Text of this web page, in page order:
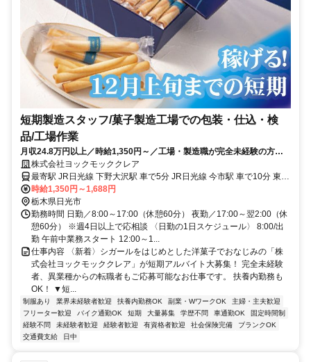
短期製造スタッフ/菓子製造工場での包装・仕込・検
品/工場作業
月収24.8万円以上／時給1,350円～／工場・製造職が完全未経験の方も
応募OK／扶養内勤務もOK
株式会社ヨックモッククレア
最寄駅 JR日光線 下野大沢駅 車で5分 JR日光線 今市駅 車で10分 東武
日光線 下今市駅 車で10分 宇都宮線 岡本駅 車で30分 東武宇都宮線 東
武宇都宮駅 車で30分
時給1,350円～1,688円
栃木県日光市
勤務時間 日勤／8:00～17:00（休憩60分） 夜勤／17:00～翌2:00（休
憩60分） ※週4日以上で応相談 〈日勤の1日スケジュール〉 8:00/出
勤 午前中業務スタート 12:00～1...
仕事内容 〈新着〉シガールをはじめとした洋菓子でおなじみの「株
式会社ヨックモッククレア」が短期アルバイト大募集！ 完全未経験
者、異業種からの転職者もご応募可能なお仕事です。 扶養内勤務も
OK！ ▼短...
制服あり 業界未経験者歓迎 扶養内勤務OK 副業・WワークOK
主婦・主夫歓迎
フリーター歓迎
バイク通勤OK 短期 大量募集 学歴不問 車通勤OK
固定時間制
経験不問
未経験者歓迎 経験者歓迎 有資格者歓迎 社会保険完備
ブランクOK
交通費支給
日中